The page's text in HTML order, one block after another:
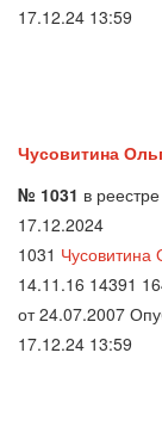
17.12.24 13:59
Чусовитина
№ 1031 в
17.12.2024
1031 Чусовитина
14.11.16 14391
от 24.07.2007
17.12.24 13:59